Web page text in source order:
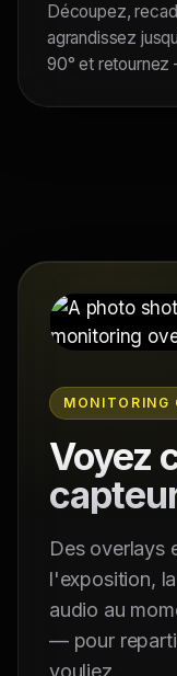
Découpez,
agrandissez
90° et
MONITORING
Voyez
Des overlays
l'exposition,
audio au
— pour
vouliez.